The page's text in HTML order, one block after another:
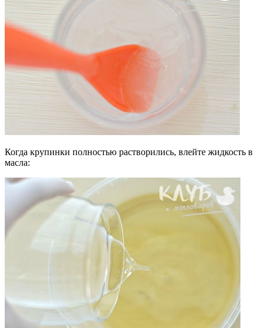
Когда крупинки полностью растворились, влейте жидкость в
масла: